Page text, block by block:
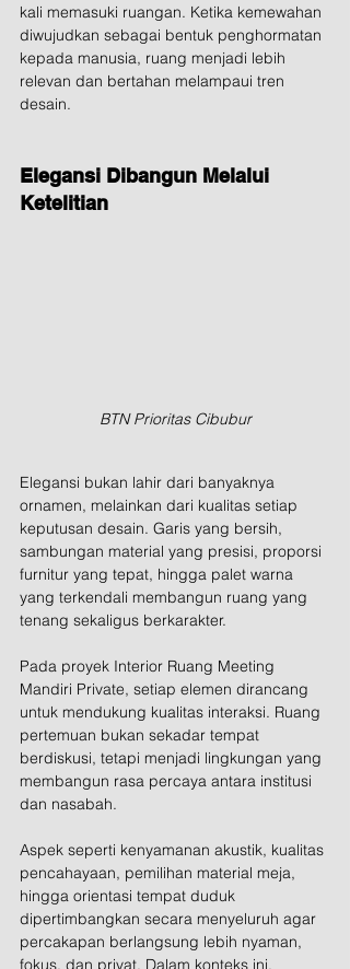
kali memasuki ruangan. Ketika kemewahan
diwujudkan sebagai bentuk penghormatan
kepada manusia, ruang menjadi lebih
relevan dan bertahan melampaui tren
desain.
Elegansi Dibangun Melalui
Ketelitian
BTN Prioritas Cibubur
Elegansi bukan lahir dari banyaknya
ornamen, melainkan dari kualitas setiap
keputusan desain. Garis yang bersih,
sambungan material yang presisi, proporsi
furnitur yang tepat, hingga palet warna
yang terkendali membangun ruang yang
tenang sekaligus berkarakter.
Pada proyek Interior Ruang Meeting
Mandiri Private, setiap elemen dirancang
untuk mendukung kualitas interaksi. Ruang
pertemuan bukan sekadar tempat
berdiskusi, tetapi menjadi lingkungan yang
membangun rasa percaya antara institusi
dan nasabah.
Aspek seperti kenyamanan akustik, kualitas
pencahayaan, pemilihan material meja,
hingga orientasi tempat duduk
dipertimbangkan secara menyeluruh agar
percakapan berlangsung lebih nyaman,
fokus, dan privat. Dalam konteks ini,